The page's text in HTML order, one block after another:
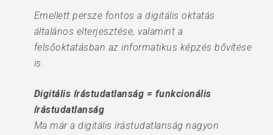
Emellett persze fontos a digitális oktatás
általános elterjesztése, valamint a
felsőoktatásban az informatikus képzés bővítése
is.
Digitális írástudatlanság = funkcionális
írástudatlanság
Ma már a digitális írástudatlanság nagyon